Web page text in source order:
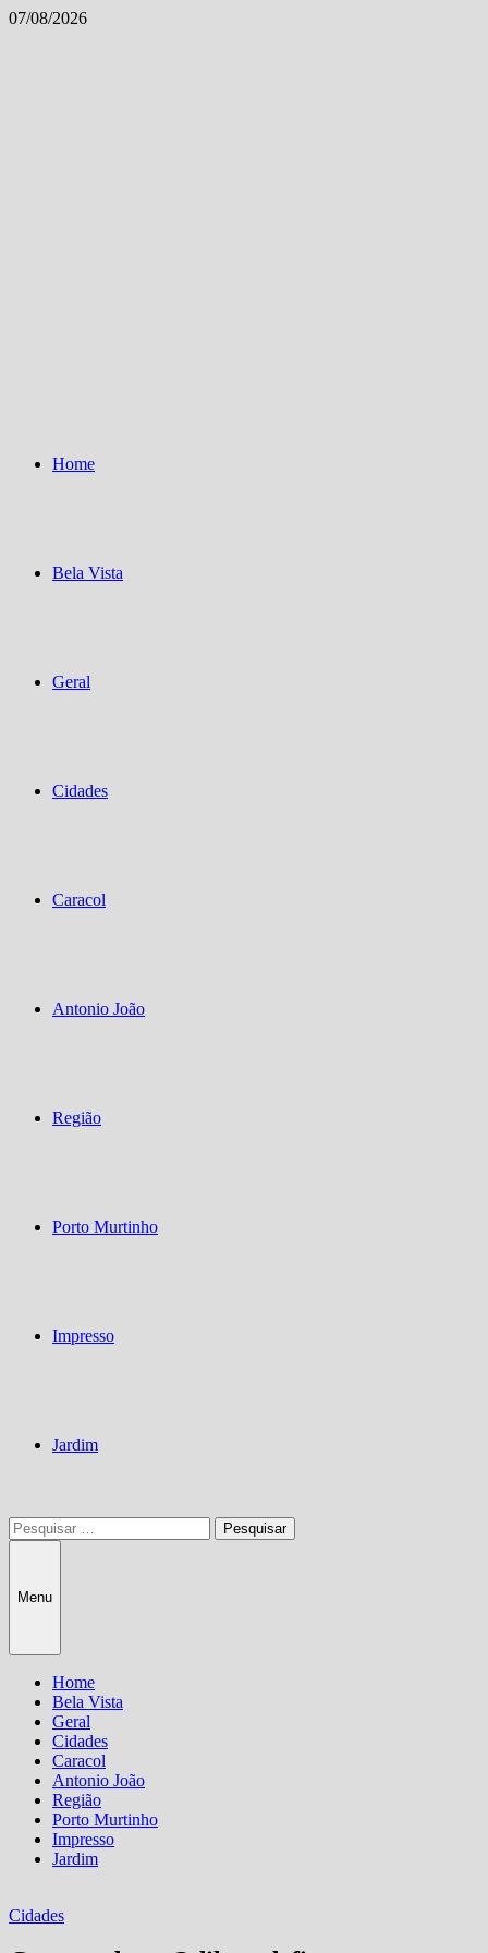
Skip
07/08/2026
Home
Bela Vista
Geral
Cidades
Caracol
Antonio João
Região
Porto Murtinho
Impresso
Jardim
Pesquisar
por:
Menu
Home
Bela Vista
Geral
Cidades
Caracol
Antonio João
Região
Porto Murtinho
Impresso
Jardim
Cidades